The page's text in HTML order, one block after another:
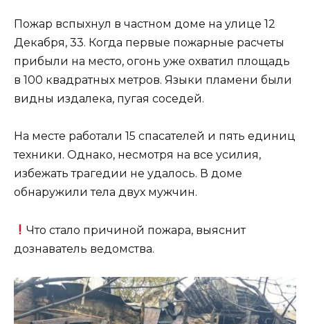
Пожар вспыхнул в частном доме на улице 12
Декабря, 33. Когда первые пожарные расчеты
прибыли на место, огонь уже охватил площадь
в 100 квадратных метров. Языки пламени были
видны издалека, пугая соседей.
На месте работали 15 спасателей и пять единиц
техники. Однако, несмотря на все усилия,
избежать трагедии не удалось. В доме
обнаружили тела двух мужчин.
Что стало причиной пожара, выяснит
дознаватель ведомства.